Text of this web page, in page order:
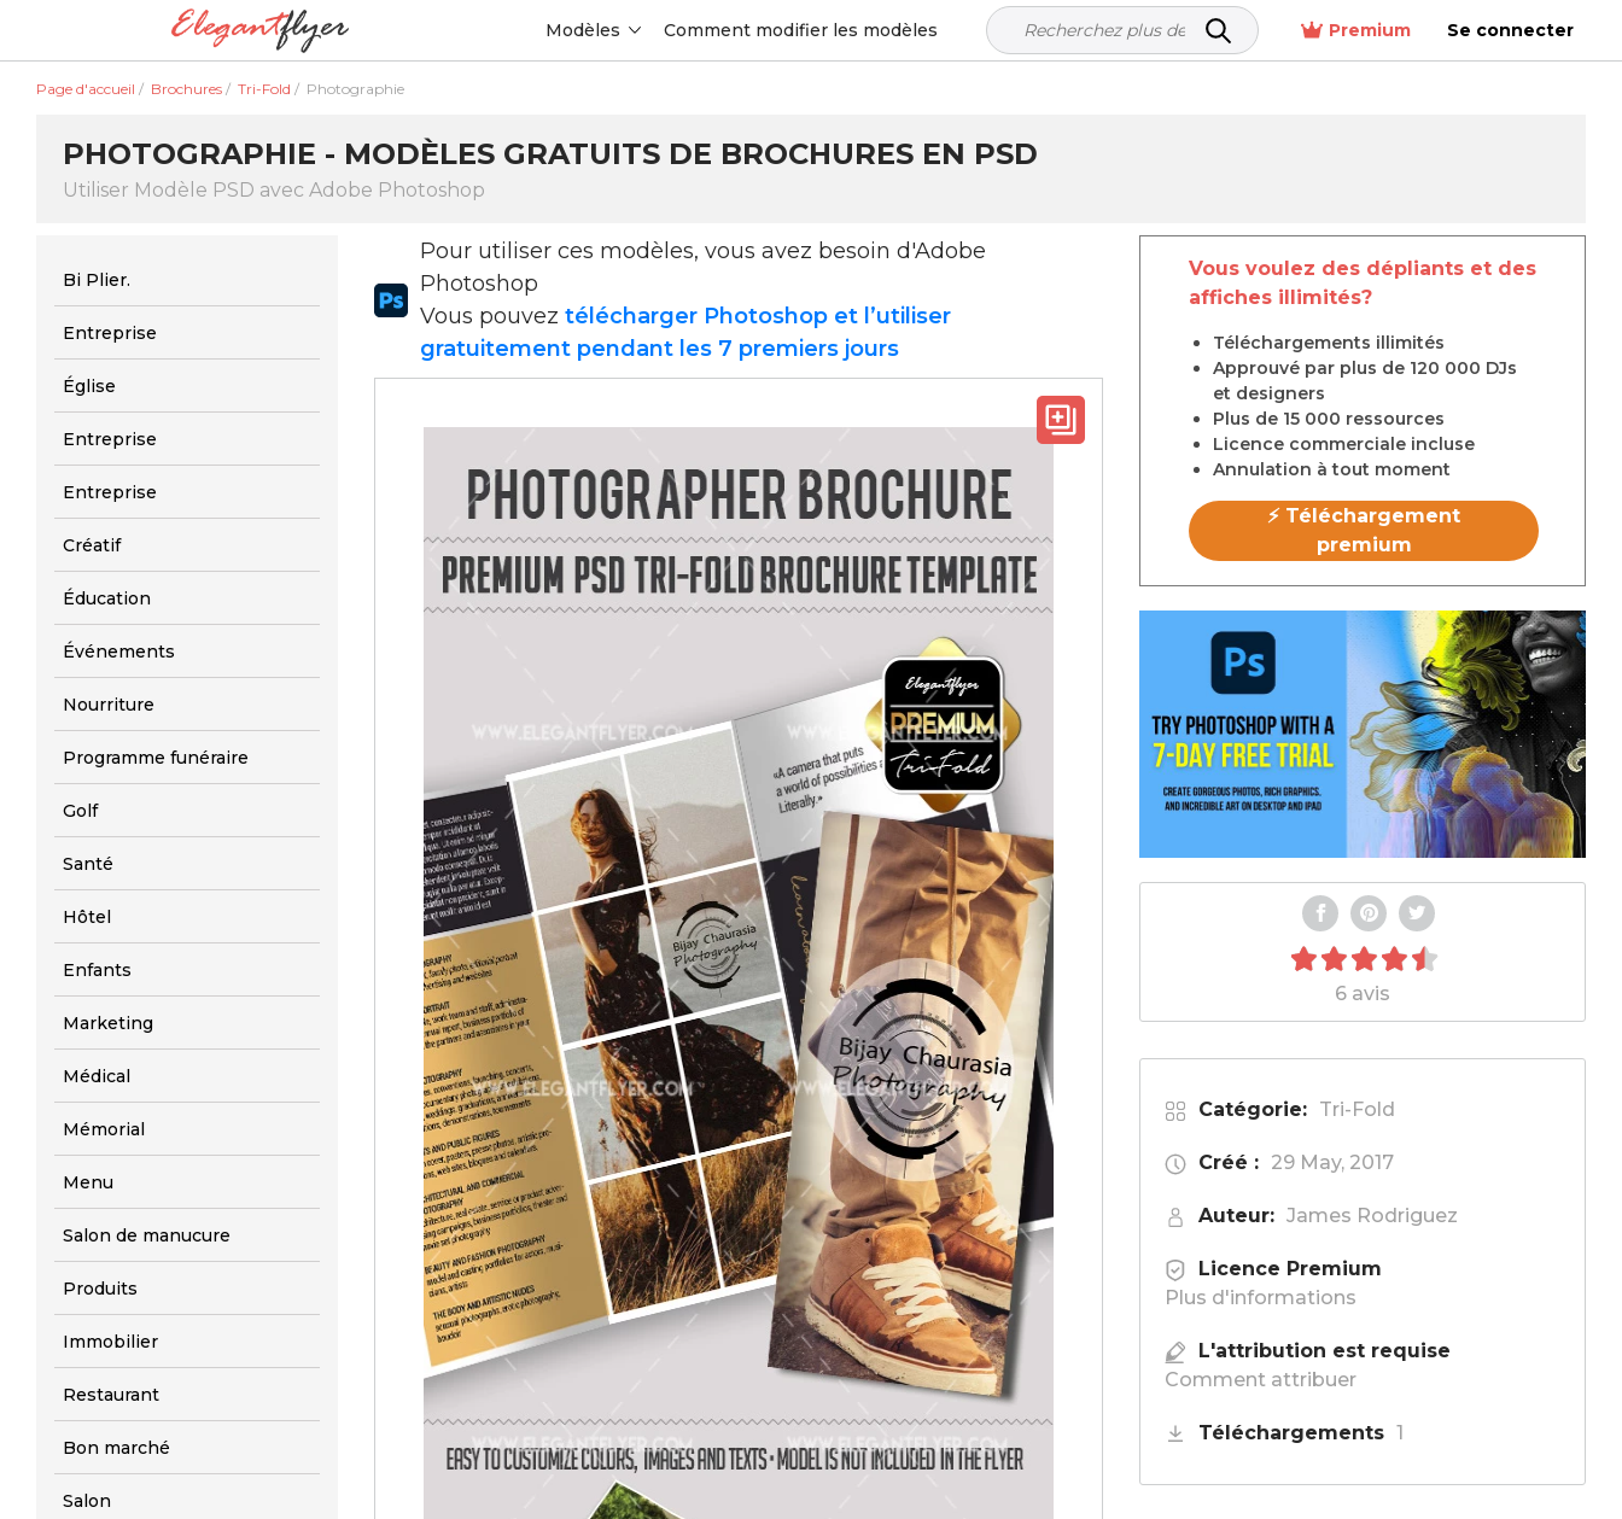
Modèles Comment modifier les modèles Premium Se connecter
Page d'accueil / Brochures / Tri-Fold / Photographie
PHOTOGRAPHIE - MODÈLES GRATUITS DE BROCHURES EN PSD
Utiliser Modèle PSD avec Adobe Photoshop
Bi Plier.
Entreprise
Église
Entreprise
Entreprise
Créatif
Éducation
Événements
Nourriture
Programme funéraire
Golf
Santé
Hôtel
Enfants
Marketing
Médical
Mémorial
Menu
Salon de manucure
Produits
Immobilier
Restaurant
Bon marché
Salon
Pour utiliser ces modèles, vous avez besoin d'Adobe
Photoshop
Vous pouveztélécharger Photoshop et l’utiliser
gratuitement pendant les 7 premiers jours
Vous voulez des dépliants et des
affiches illimités?
Téléchargements illimités
Approuvé par plus de 120 000 DJs
et designers
Plus de 15 000 ressources
Licence commerciale incluse
Annulation à tout moment
⚡ Téléchargement
premium
6 avis
Catégorie: Tri-Fold
Créé : 29 May, 2017
Auteur: James Rodriguez
Licence Premium
Plus d'informations
L'attribution est requise
Comment attribuer
Téléchargements 1